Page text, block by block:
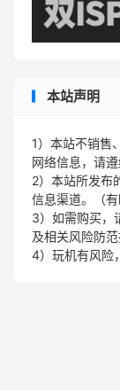
本站声明
1）本站不销售
网络信息，请遵
2）本站所发布
信息渠道。（有
3）如需购买，
及相关风险防范
4）玩机有风险